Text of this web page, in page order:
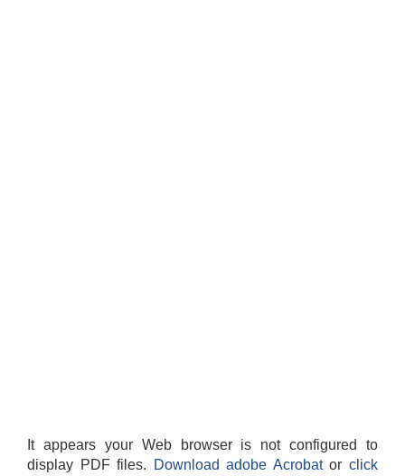
It appears your Web browser is not configured to
display PDF files.
Download adobe Acrobatorclick